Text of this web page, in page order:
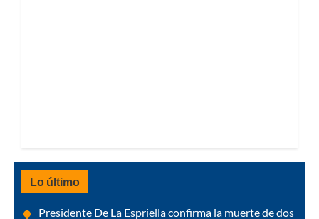
Lo último
Presidente De La Espriella confirma la muerte de dos